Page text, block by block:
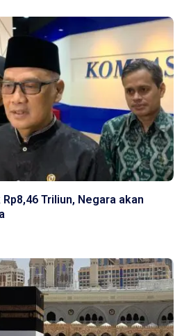
Triliun, Negara akan